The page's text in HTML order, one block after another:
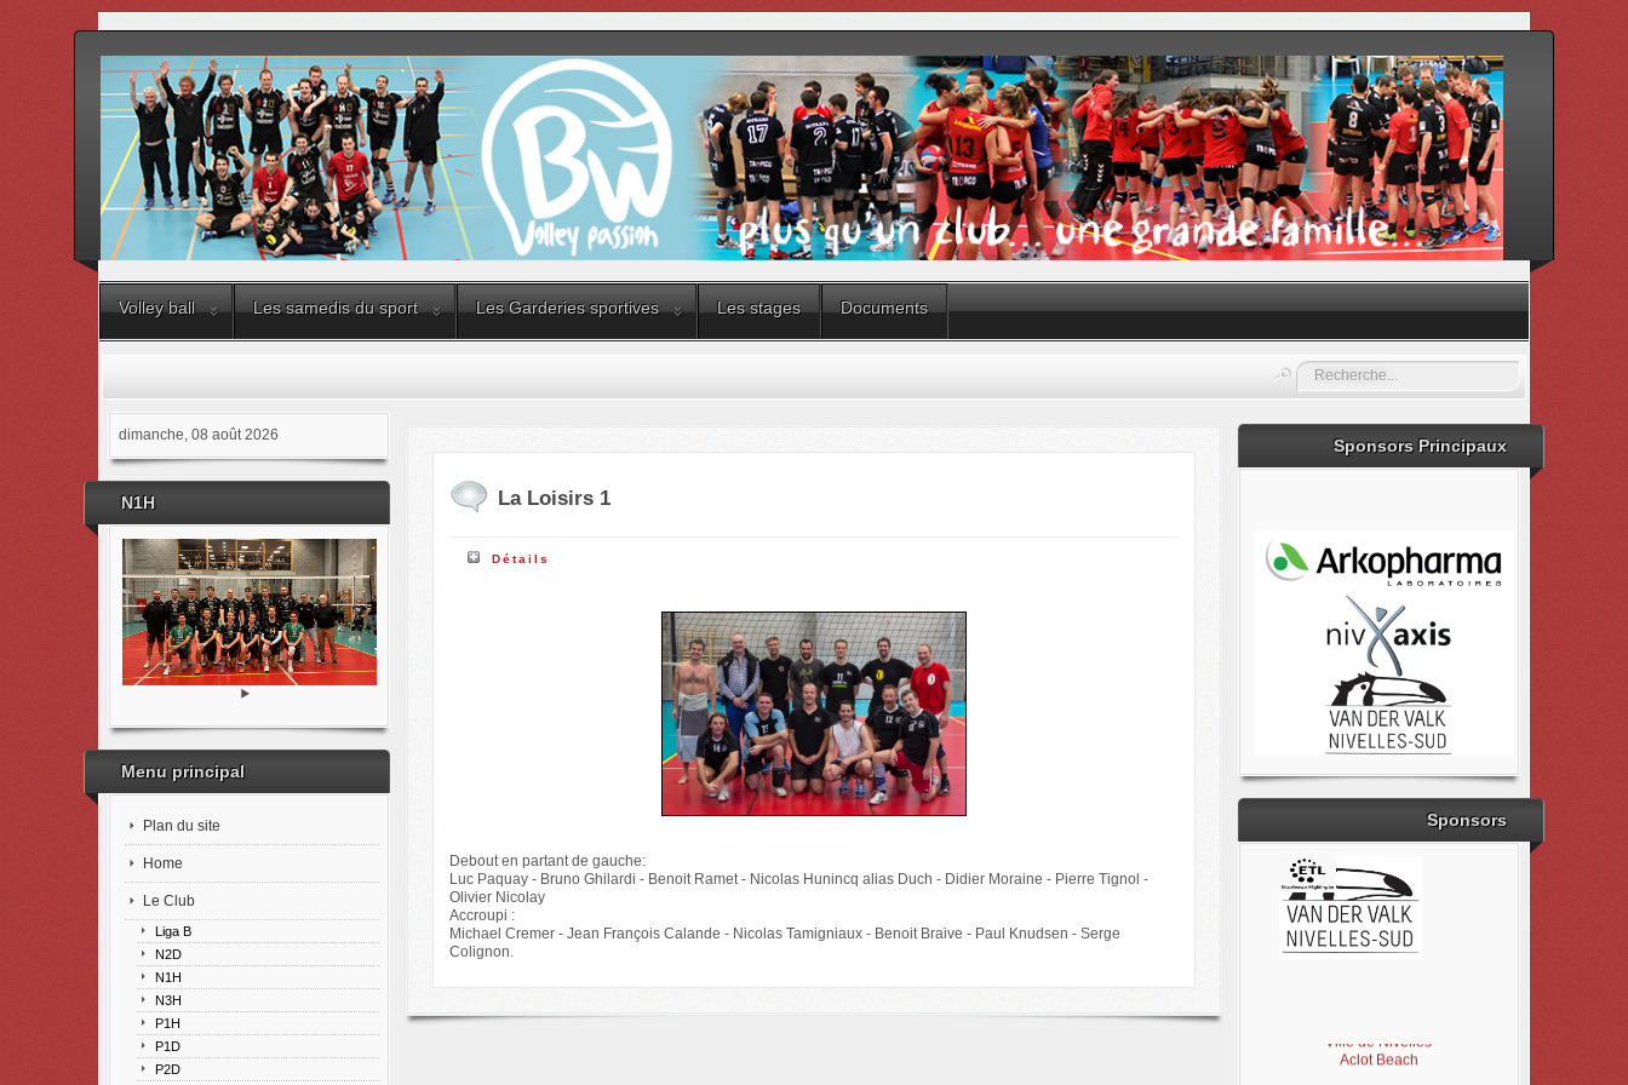
Volley ball Les samedis du sport Les Garderies sportives Les stages Documents
Rechercher
dimanche, 08 août 2026
N1H
Menu principal
Plan du site
Home
Le Club
Liga B
N2D
N1H
N3H
P1H
P1D
P2D
La Loisirs 1
Détails
Debout en partant de gauche:
Luc Paquay - Bruno Ghilardi - Benoit Ramet - Nicolas Hunincq alias Duch - Didier Moraine - Pierre Tignol -
Olivier Nicolay
Accroupi :
Michael Cremer - Jean François Calande - Nicolas Tamigniaux - Benoit Braive - Paul Knudsen - Serge
Colignon.
Sponsors Principaux
Sponsors
Aclot Beach